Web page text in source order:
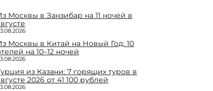
Москвы в Занзибар на 11 ночей в
Москвы в Китай на Новый Год: 10
на 10–12 ночей
из Казани: 7 горящих туров в
2026 от 41 100 рублей